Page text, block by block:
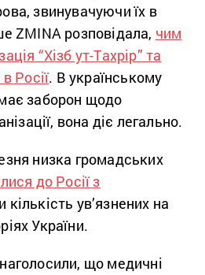
звинувачуючи їх в
ZMINA розповідала, чим
“Хізб ут-Тахрір” та
Росії. В українському
заборон щодо
вона діє легально.
низка громадських
до Росії з
кількість ув’язнених на
України.
що медичні